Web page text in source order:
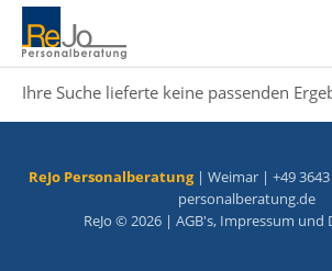
Ihre Suche lieferte keine passenden
ReJo Personalberatung| Weimar | +49 3643
personalberatung.de
ReJo © 2026 | AGB's, Impressum und